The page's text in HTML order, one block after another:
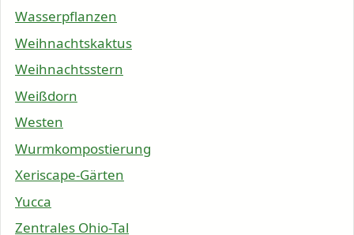
Wasserpflanzen
Weihnachtskaktus
Weihnachtsstern
Weißdorn
Westen
Wurmkompostierung
Xeriscape-Gärten
Yucca
Zentrales Ohio-Tal